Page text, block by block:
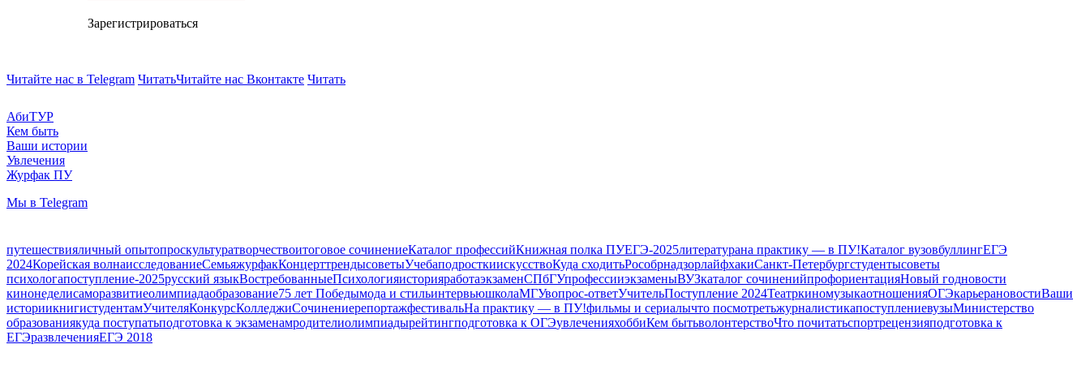
Зарегистрироваться
Читайте нас в Telegram ЧитатьЧитайте нас Вконтакте Читать
АбиТУР
Кем быть
Ваши истории
Увлечения
Журфак ПУ
Мы в Telegram
путешествияличный опытопроскультуратворчествоитоговое сочинениеКаталог профессийКнижная полка ПУЕГЭ-2025литературана практику — в ПУ!Каталог вузовбуллингЕГЭ
2024Корейская волнаисследованиеСемьяжурфакКонцерттрендысоветыУчебаподросткиискусствоКуда сходитьРособрнадзорлайфхакиСанкт-Петербургстудентысоветы
психологапоступление-2025русский языкВостребованныеПсихологияисторияработаэкзаменСПбГУпрофессииэкзаменыВУЗкаталог сочиненийпрофориентацияНовый годновости
кинонеделисаморазвитиеолимпиадаобразование75 лет Победымода и стильинтервьюшколаМГУвопрос-ответУчительПоступление 2024ТеатркиномузыкаотношенияОГЭкарьерановостиВаши
историикнигистудентамУчителяКонкурсКолледжиСочинениерепортажфестивальНа практику — в ПУ!фильмы и сериалычто посмотретьжурналистикапоступлениевузыМинистерство
образованиякуда поступатьподготовка к экзаменамродителиолимпиадырейтингподготовка к ОГЭувлеченияхоббиКем бытьволонтерствоЧто почитатьспортрецензияподготовка к
ЕГЭразвлеченияЕГЭ 2018